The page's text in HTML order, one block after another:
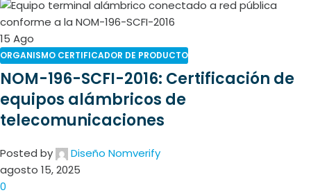
15 Ago
ORGANISMO CERTIFICADOR DE PRODUCTO
NOM-196-SCFI-2016: Certificación de
equipos alámbricos de
telecomunicaciones
Posted by
Diseño Nomverify
agosto 15, 2025
0